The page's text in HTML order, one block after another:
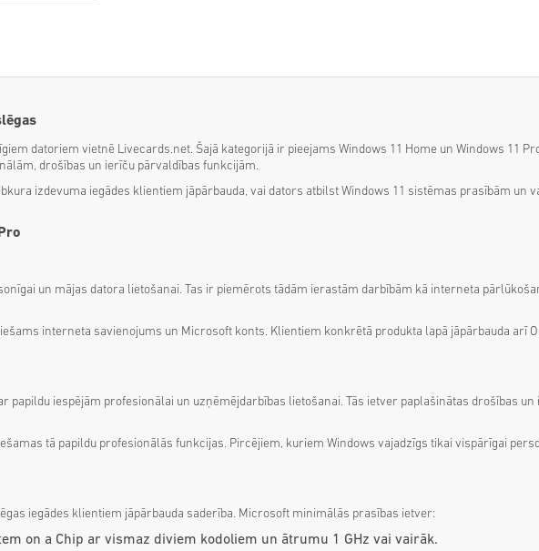
datoriem vietnē Livecards.net. Šajā kategorijā ir pieejams Windows 11 Home un Windows 11
drošības un ierīču pārvaldības funkcijām.
izdevuma iegādes klientiem jāpārbauda, vai dators atbilst Windows 11 sistēmas prasībām un
un mājas datora lietošanai. Tas ir piemērots tādām ierastām darbībām kā interneta
interneta savienojums un Microsoft konts. Klientiem konkrētā produkta lapā jāpārbauda arī
papildu iespējām profesionālai un uzņēmējdarbības lietošanai. Tās ietver paplašinātas drošības
tā papildu profesionālās funkcijas. Pircējiem, kuriem Windows vajadzīgs tikai vispārīgai
iegādes klientiem jāpārbauda saderība. Microsoft minimālās prasības ietver:
on a Chip ar vismaz diviem kodoliem un ātrumu 1 GHz vai vairāk.